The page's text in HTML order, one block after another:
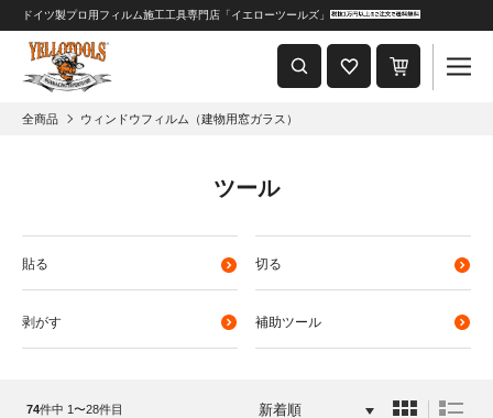
重要なおしらせ
2024年8月1日 価格改定につきまして
ドイツ製プロ用フィルム施工工具専門店「イエローツールズ」
全商品 ウィンドウフィルム（建物用窓ガラス）
ツール
貼る 切る
剥がす 補助ツール
74件中 1〜28件目